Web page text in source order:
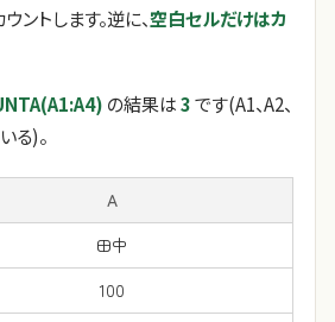
ントします。逆に、空白セルだけはカ
の結果は3です(A1、A2、
る)。
A
田中
100